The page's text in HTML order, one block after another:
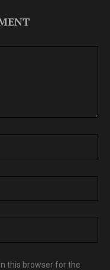
this browser for the